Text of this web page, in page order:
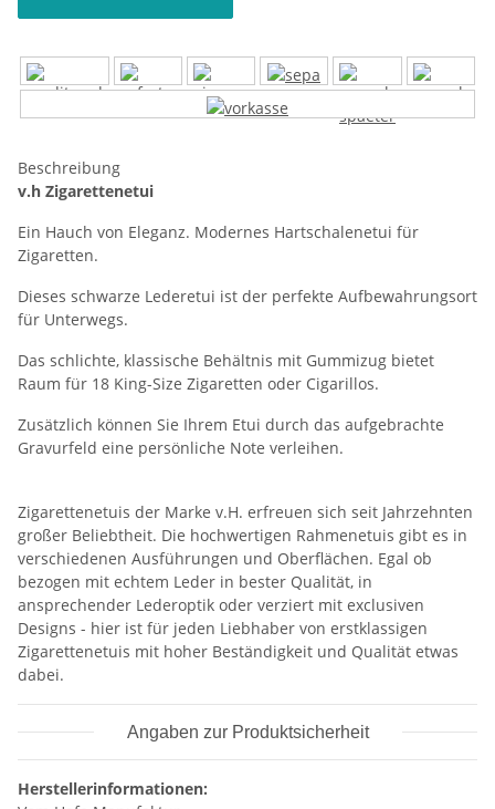
Beschreibung
v.h Zigarettenetui
Ein Hauch von Eleganz. Modernes Hartschalenetui für
Zigaretten.
Dieses schwarze Lederetui ist der perfekte Aufbewahrungsort
für Unterwegs.
Das schlichte, klassische Behältnis mit Gummizug bietet
Raum für 18 King-Size Zigaretten oder Cigarillos.
Zusätzlich können Sie Ihrem Etui durch das aufgebrachte
Gravurfeld eine persönliche Note verleihen.
Zigarettenetuis der Marke v.H. erfreuen sich seit Jahrzehnten
großer Beliebtheit. Die hochwertigen Rahmenetuis gibt es in
verschiedenen Ausführungen und Oberflächen. Egal ob
bezogen mit echtem Leder in bester Qualität, in
ansprechender Lederoptik oder verziert mit exclusiven
Designs - hier ist für jeden Liebhaber von erstklassigen
Zigarettenetuis mit hoher Beständigkeit und Qualität etwas
dabei.
Angaben zur Produktsicherheit
Herstellerinformationen: